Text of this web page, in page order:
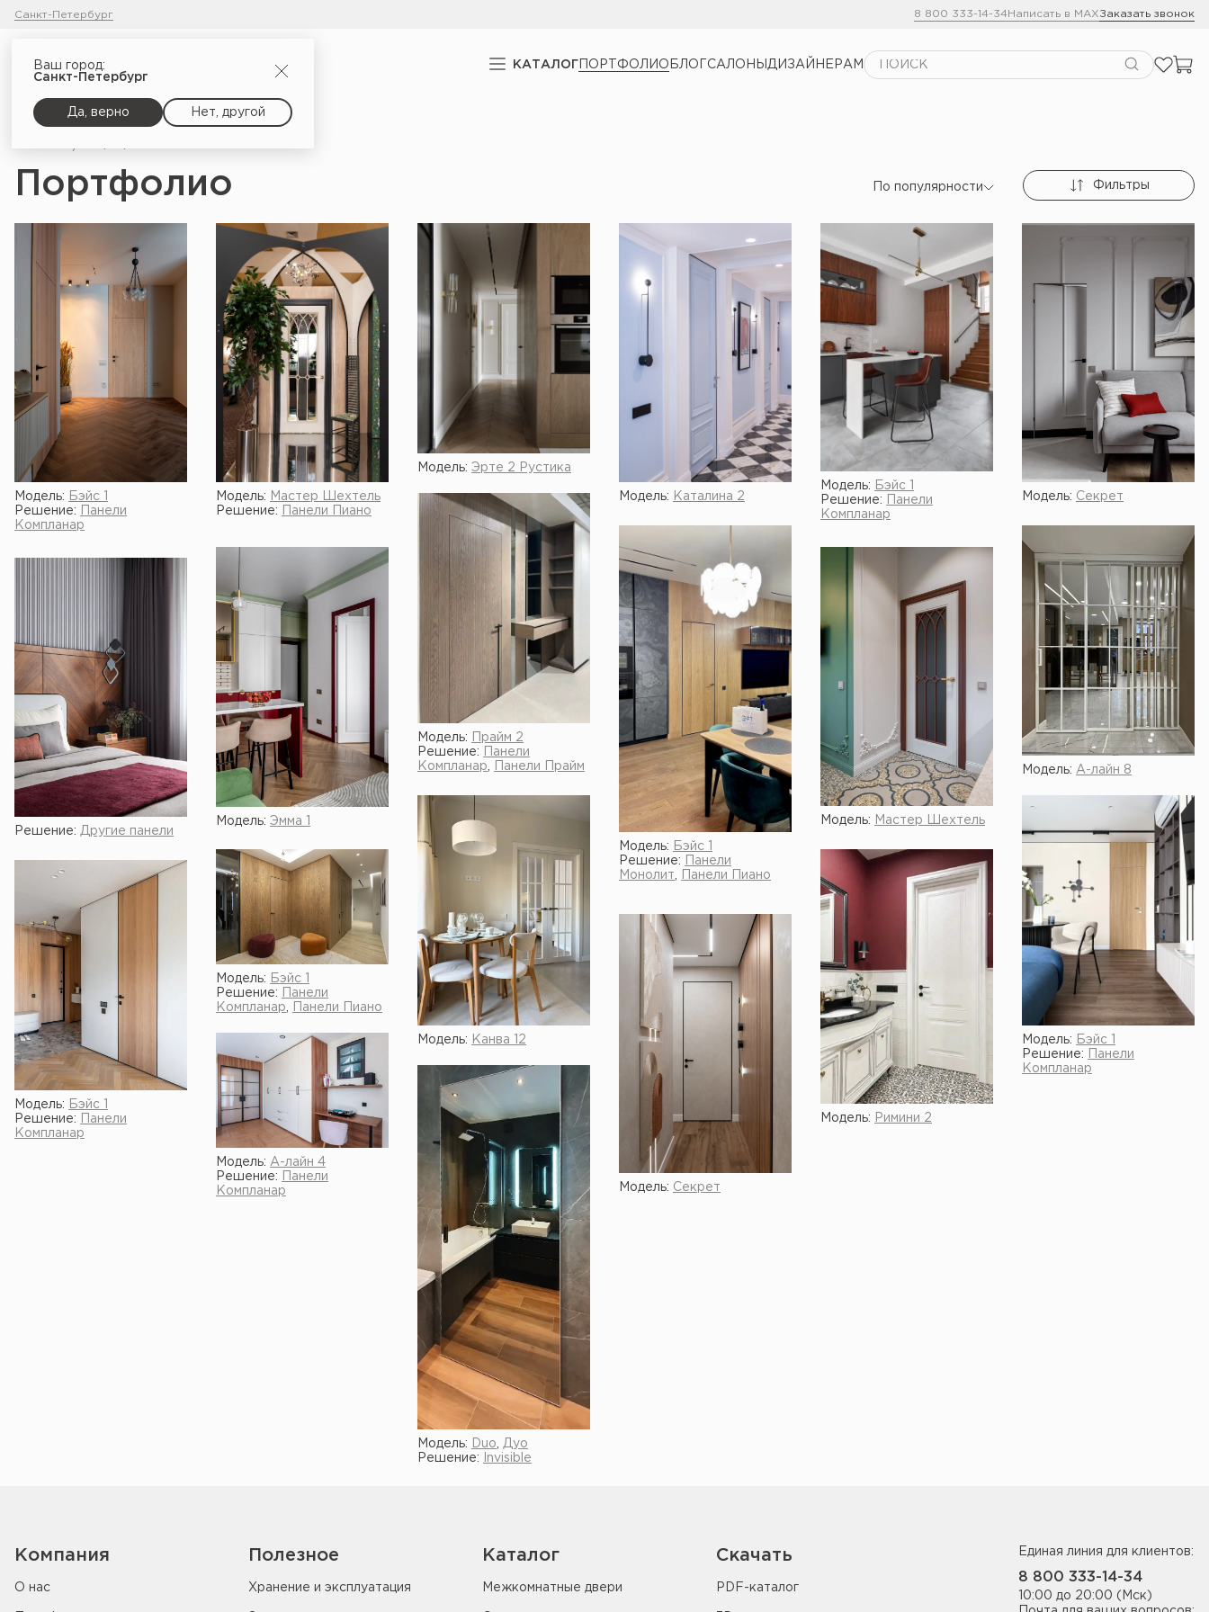
Санкт-Петербург 8 800 333-14-34Написать в MAXЗаказать звонок
КАТАЛОГ ПОРТФОЛИО БЛОГСАЛОНЫ ДИЗАЙНЕРАМ
Ваш город:
Санкт-Петербург
Да, верно Нет, другой
Портфолио По популярности Фильтры
Модель:
Бэйс 1
Решение:
Панели
Компланар
Модель:
Мастер Шехтель
Решение:
Панели Пиано
Модель: Эрте 2 Рустика
Модель: Каталина 2
Модель:
Бэйс 1
Решение:
Панели
Компланар
Модель: Секрет
Модель:
Прайм 2
Решение:
Панели
Компланар
Панели Прайм
Модель:
Бэйс 1
Решение:
Панели
Монолит
Панели Пиано
Модель: А-лайн 8
Модель: Эмма 1 Модель:
Мастер Шехтель
Решение: Другие панели
Модель: Канва 12 Модель:
Бэйс 1
Решение:
Панели
Компланар
Модель:
Бэйс 1
Решение:
Панели
Компланар
Панели Пиано
Модель: Римини 2
Модель:
Бэйс 1
Решение:
Панели
Компланар
Модель: Секрет
Модель: А-лайн 4
Решение:
Панели
Компланар
Модель: Duo
Дуо
Решение:
Invisible
Компания
О нас
Полезное
Хранение и эксплуатация
Каталог
Межкомнатные двери
Скачать
PDF-каталог
Единая линия для клиентов:
8 800 333-14-34
10:00 до 20:00 (Мск)